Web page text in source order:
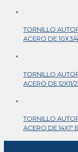
TORNILLO
ACERO DE
TORNILLO
ACERO DE
TORNILLO
ACERO DE